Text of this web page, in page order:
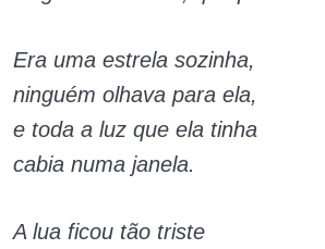
Era uma estrela sozinha,
ninguém olhava para ela,
e toda a luz que ela tinha
cabia numa janela.
A lua ficou tão triste